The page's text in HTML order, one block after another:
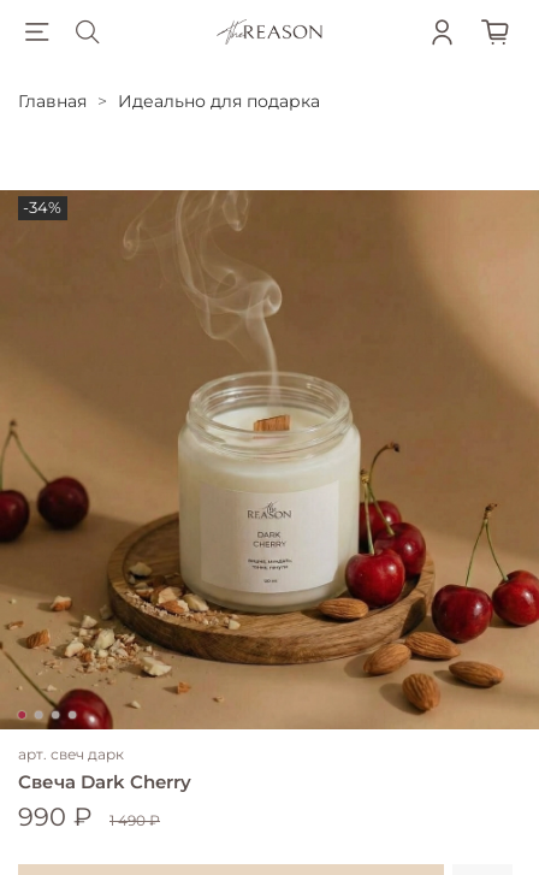
Главная Идеально для подарка
-34%
арт. свеч дарк
Свеча Dark Cherry
990 ₽ 1 490 ₽